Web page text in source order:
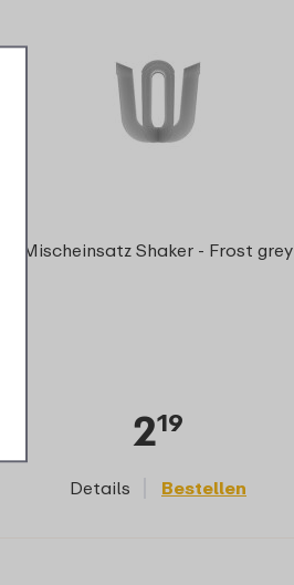
Mischeinsatz Shaker - Frost grey
219
Details Bestellen